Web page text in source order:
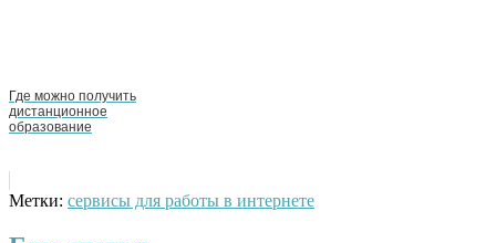
Где можно получить
дистанционное
образование
Метки: сервисы для работы в интернете